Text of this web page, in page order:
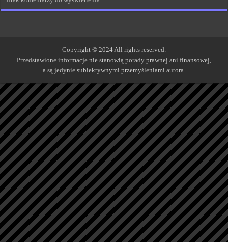
Copyright © 2024 All rights reserved.
Przedstawione informacje nie stanowią porady prawnej ani finansowej,
a są jedynie subiektywnymi przemyśleniami autora.